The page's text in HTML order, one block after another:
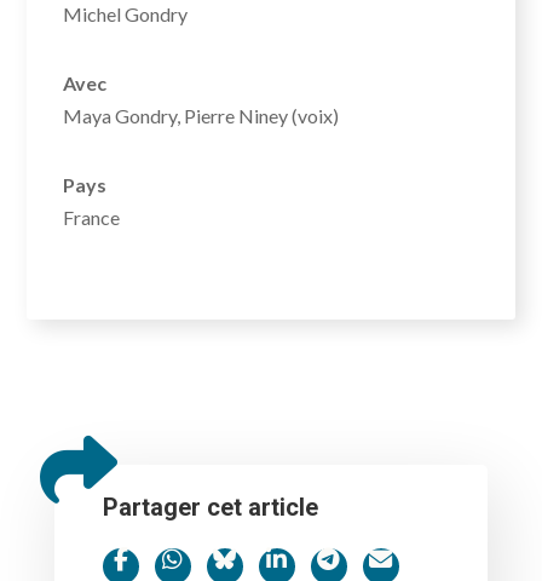
Michel Gondry
Avec
Maya Gondry, Pierre Niney (voix)
Pays
France
Partager cet article